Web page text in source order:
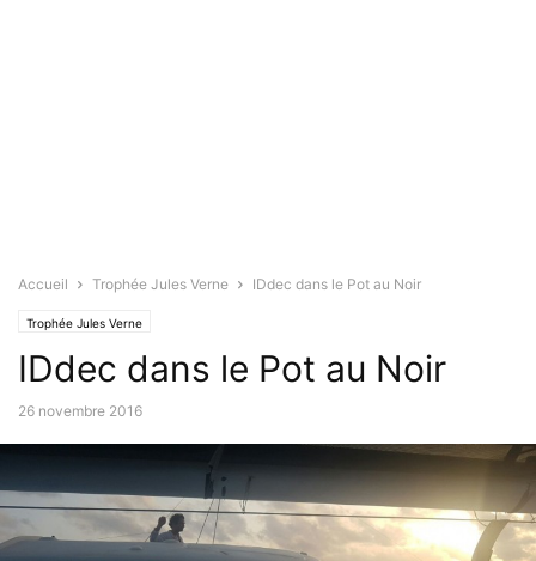
Accueil Trophée Jules Verne IDdec dans le Pot au Noir
Trophée Jules Verne
IDdec dans le Pot au Noir
26 novembre 2016